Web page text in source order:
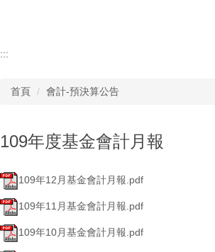
:::
首頁 會計-預決算公告
109年度基金會計月報
109年12月基金會計月報.pdf
109年11月基金會計月報.pdf
109年10月基金會計月報.pdf